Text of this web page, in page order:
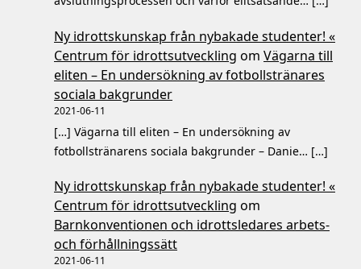
Ny idrottskunskap från nybakade studenter! «
Centrum för idrottsutveckling om Vägarna till
eliten – En undersökning av fotbollstränares
sociala bakgrunder
2021-06-11
[…] Vägarna till eliten – En undersökning av
fotbollstränarens sociala bakgrunder – Danie… […]
Ny idrottskunskap från nybakade studenter! «
Centrum för idrottsutveckling om
Barnkonventionen och idrottsledares arbets-
och förhållningssätt
2021-06-11